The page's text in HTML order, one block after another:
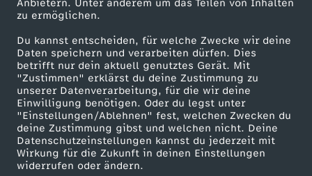
Anbietern. Unter anderem um das Teilen von Inhalten
zu ermöglichen.
Du kannst entscheiden, für welche Zwecke wir deine
Daten speichern und verarbeiten dürfen. Dies
betrifft nur dein aktuell genutztes Gerät. Mit
"Zustimmen" erklärst du deine Zustimmung zu
unserer Datenverarbeitung, für die wir deine
Einwilligung benötigen. Oder du legst unter
"Einstellungen/Ablehnen" fest, welchen Zwecken du
deine Zustimmung gibst und welchen nicht. Deine
Datenschutzeinstellungen kannst du jederzeit mit
Wirkung für die Zukunft in deinen Einstellungen
widerrufen oder ändern.
z
e
i
s
c
Karriere
ZDF goes Schule
Werbefernsehen
Mainzelmännchen